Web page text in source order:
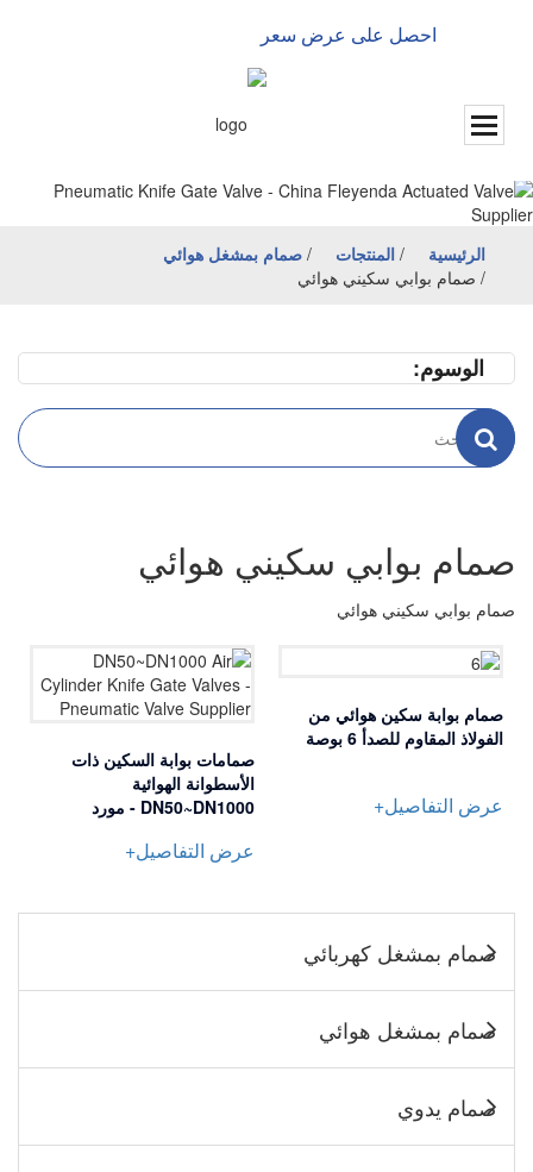
احصل على عرض سعر
الرئيسية / المنتجات / صمام بمشغل هوائي
/ صمام بوابي سكيني هوائي
الوسوم:
صمام بوابي سكيني هوائي
صمام بوابي سكيني هوائي
صمام بوابة سكين هوائي من
الفولاذ المقاوم للصدأ 6 بوصة
عرض التفاصيل+
صمامات بوابة السكين ذات
الأسطوانة الهوائية
DN50~DN1000 - مورد
عرض التفاصيل+
صمام بمشغل كهربائي
صمام بمشغل هوائي
صمام يدوي